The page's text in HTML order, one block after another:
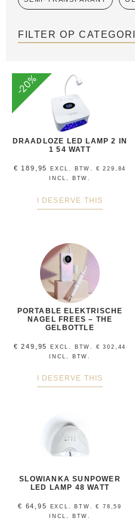
FILTER OP
-20%
DRAADLOZE LED LAMP 2 IN
1 54 WATT
€ 189,95 EXCL. BTW. € 229,84
INCL, BTW.
I DESERVE THIS
PORTABLE ELEKTRISCHE
NAGEL FREES – THE
GELBOTTLE
€ 249,95 EXCL. BTW. € 302,44
INCL, BTW.
I DESERVE THIS
SLOWIANKA SUNPOWER
LED LAMP 48 WATT
€ 64,95 EXCL. BTW.€
78,59
INCL, BTW.